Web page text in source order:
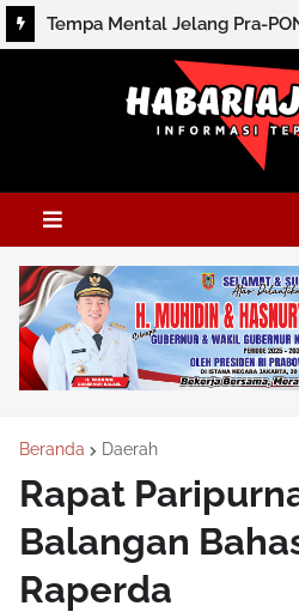
Tempa Mental Jelang Pra-
Ikut Nusantara Futsal League
Beranda Daerah
Rapat
Balangan
Raperda